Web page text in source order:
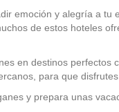
emoción y alegría a
de estos hoteles
en destinos
para que
y prepara unas